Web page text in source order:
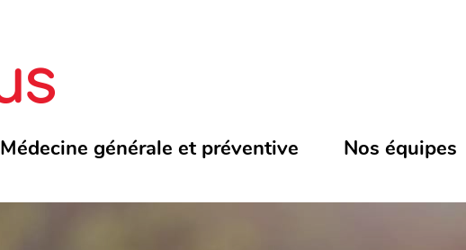
Médecine générale et préventive Nos équipes